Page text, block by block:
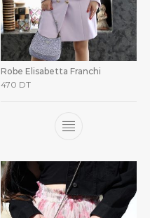
Robe Elisabetta Franchi
470 DT